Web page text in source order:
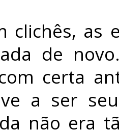
clichês, as
de
certa
a ser
não era